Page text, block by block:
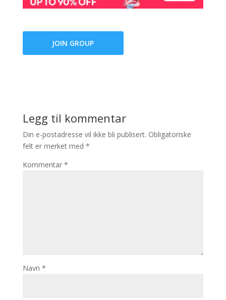
JOIN GROUP
Legg til kommentar
Din e-postadresse vil ikke bli publisert. Obligatoriske
felt er merket med *
Kommentar *
Navn *